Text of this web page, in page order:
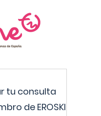
tu consulta
de EROSKI